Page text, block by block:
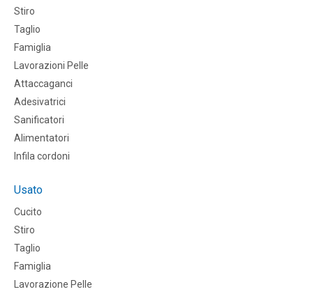
Stiro
Taglio
Famiglia
Lavorazioni Pelle
Attaccaganci
Adesivatrici
Sanificatori
Alimentatori
Infila cordoni
Usato
Cucito
Stiro
Taglio
Famiglia
Lavorazione Pelle